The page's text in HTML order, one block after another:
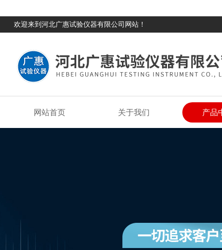
欢迎来到河北广惠试验仪器有限公司网站！
网站首页 关于我们 产品